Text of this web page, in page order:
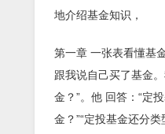
地介绍基金知识，
第一章 一张表看懂基
跟我说自己买了基金
金？”。他 回答：“定
金？”“定投基金还分